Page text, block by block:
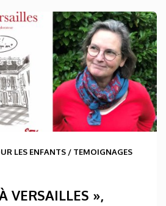
LES ENFANTS / TEMOIGNAGES
VERSAILLES »,